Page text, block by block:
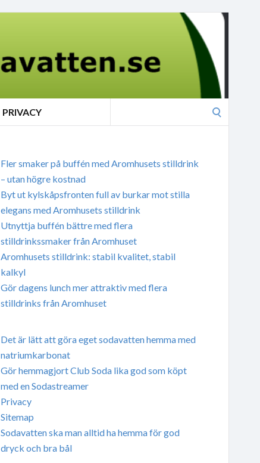
PRIVACY
Fler smaker på buffén med Aromhusets stilldrink
– utan högre kostnad
Byt ut kylskåpsfronten full av burkar mot stilla
elegans med Aromhusets stilldrink
Utnyttja buffén bättre med flera
stilldrinkssmaker från Aromhuset
Aromhusets stilldrink: stabil kvalitet, stabil
kalkyl
Gör dagens lunch mer attraktiv med flera
stilldrinks från Aromhuset
Det är lätt att göra eget sodavatten hemma med
natriumkarbonat
Gör hemmagjort Club Soda lika god som köpt
med en Sodastreamer
Privacy
Sitemap
Sodavatten ska man alltid ha hemma för god
dryck och bra bål